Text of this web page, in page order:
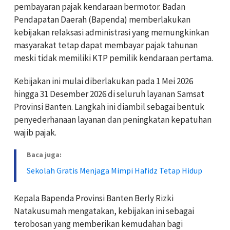
pembayaran pajak kendaraan bermotor. Badan
Pendapatan Daerah (Bapenda) memberlakukan
kebijakan relaksasi administrasi yang memungkinkan
masyarakat tetap dapat membayar pajak tahunan
meski tidak memiliki KTP pemilik kendaraan pertama.
Kebijakan ini mulai diberlakukan pada 1 Mei 2026
hingga 31 Desember 2026 di seluruh layanan Samsat
Provinsi Banten. Langkah ini diambil sebagai bentuk
penyederhanaan layanan dan peningkatan kepatuhan
wajib pajak.
Baca juga:
Sekolah Gratis Menjaga Mimpi Hafidz Tetap Hidup
Kepala Bapenda Provinsi Banten Berly Rizki
Natakusumah mengatakan, kebijakan ini sebagai
terobosan yang memberikan kemudahan bagi